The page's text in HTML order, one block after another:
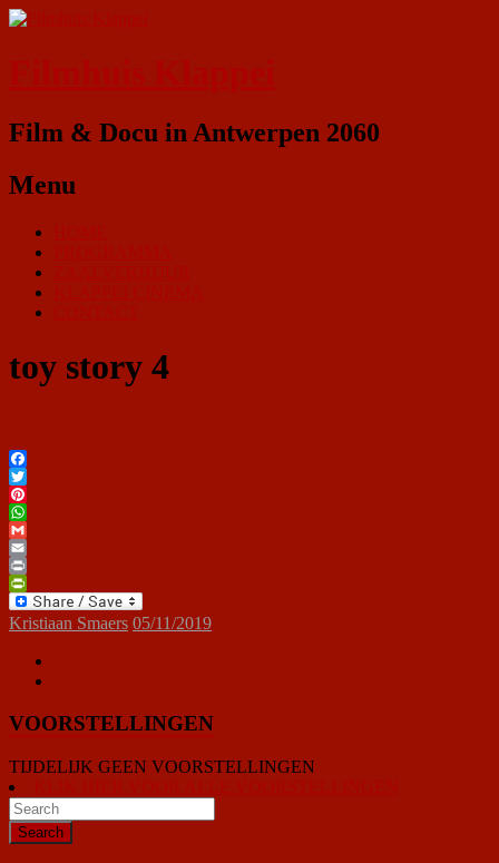
Film & Docu in Antwerpen 2060
Menu
toy story 4
Facebook
Twitter
Pinterest
WhatsApp
Gmail
Email
Print
PrintFriendly
Kristiaan Smaers 05/11/2019
VOORSTELLINGEN
TIJDELIJK GEEN VOORSTELLINGEN